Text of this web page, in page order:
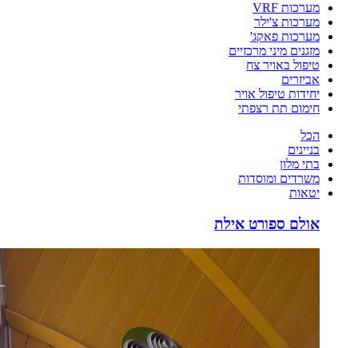
מערכות VRF
מערכות צ'ילר
מערכות פאקג'
מזגנים מיני מרכזיים
טיפול באויר צח
אביזרים
יחידות טיפול אויר
חימום תת רצפתי
הכל
בניינים
בתי מלון
משרדים ומוסדות
יטאות
אולם ספורט אילת